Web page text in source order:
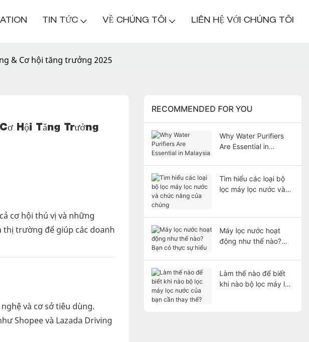
TIN TỨC VỀ CHÚNG TÔI LIÊN HỆ VỚI CHÚNG TÔI
& Cơ hội tăng trưởng 2025
Hội Tăng Trưởng
cơ hội thú vị và những
thị trường để giúp các doanh
và cơ sở tiêu dùng.
Shopee và Lazada Driving
RECOMMENDED FOR YOU
Why Water Purifiers
Are Essential in
Tìm hiểu các loại bộ
lọc máy lọc nước và
Máy lọc nước hoạt
động như thế nào?
Làm thế nào để biết
khi nào bộ lọc máy lọc